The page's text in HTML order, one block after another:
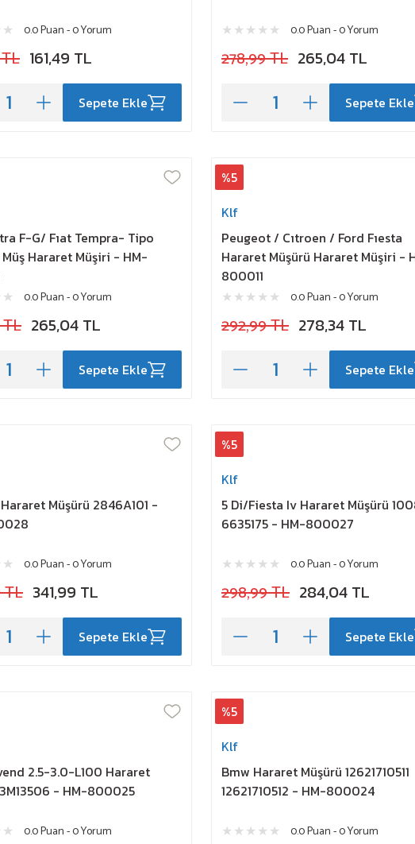
0.0 Puan - 0 Yorum
161,49 TL
Sepete Ekle
0.0 Puan - 0 Yorum
278,99 TL 265,04 TL
Sepete Ekle
F-G/ Fıat Tempra- Tipo
Hararet Müşiri - HM-
0.0 Puan - 0 Yorum
265,04 TL
Sepete Ekle
%5
Klf
Peugeot / Cıtroen / Ford Fıesta
Hararet Müşürü Hararet Müşiri -
800011
0.0 Puan - 0 Yorum
292,99 TL 278,34 TL
Sepete Ekle
Müşürü 2846A101 -
0.0 Puan - 0 Yorum
TL 341,99 TL
Sepete Ekle
%5
Klf
5 Di/Fiesta Iv Hararet Müşürü
6635175 - HM-800027
0.0 Puan - 0 Yorum
298,99 TL 284,04 TL
Sepete Ekle
2.5-3.0-L100 Hararet
- HM-800025
0.0 Puan - 0 Yorum
%5
Klf
Bmw Hararet Müşürü 12621710511
12621710512 - HM-800024
0.0 Puan - 0 Yorum